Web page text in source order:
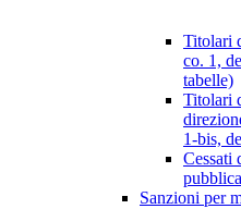
Titolari
co. 1,
tabelle)
Titolari
1-bis,
Cessati
Sanzioni per